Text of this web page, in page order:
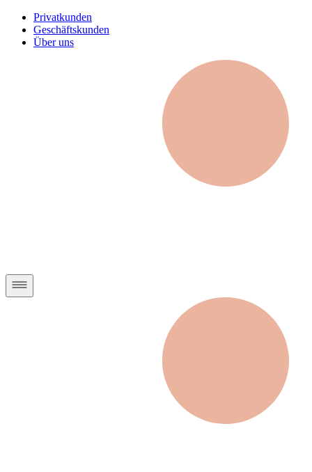
Privatkunden
Geschäftskunden
Über uns